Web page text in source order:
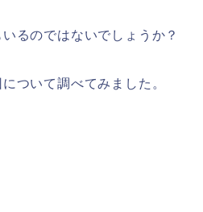
るのではないでしょうか？
ついて調べてみました。